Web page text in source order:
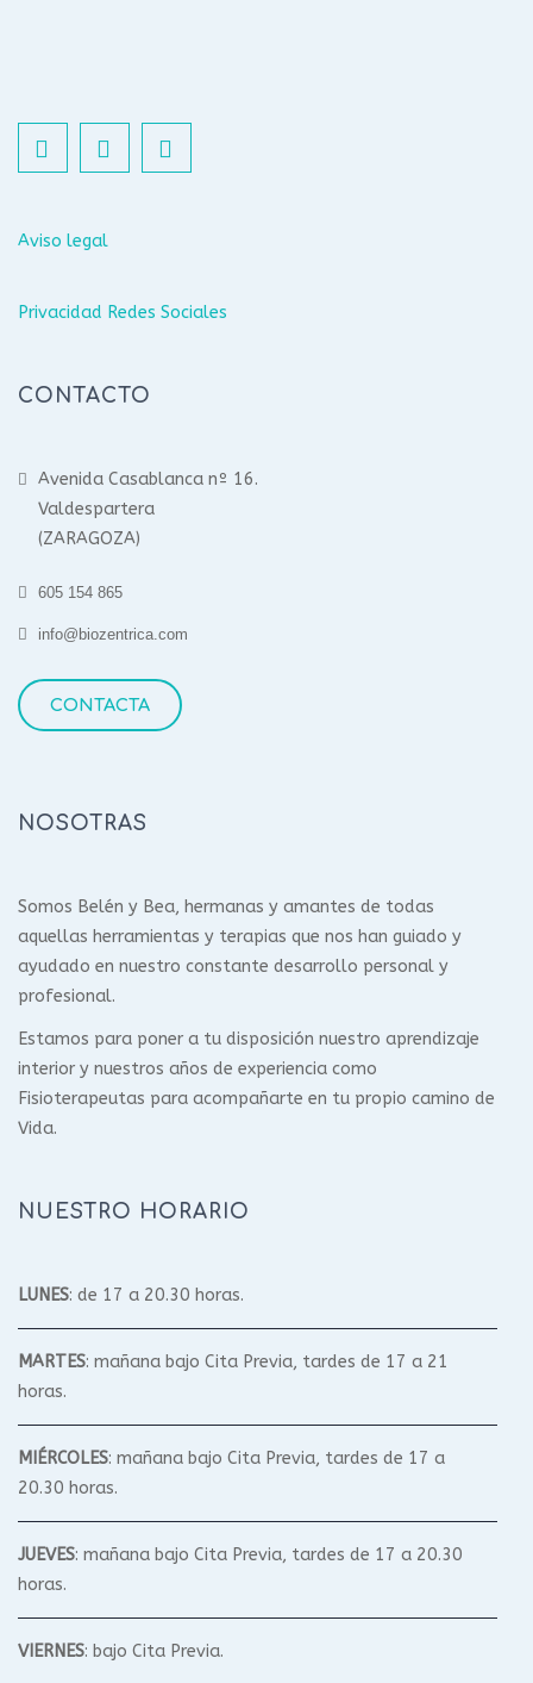
Aviso legal
Privacidad Redes Sociales
CONTACTO
Avenida Casablanca nº 16.
Valdespartera
(ZARAGOZA)
605 154 865
info@biozentrica.com
CONTACTA
NOSOTRAS
Somos Belén y Bea, hermanas y amantes de todas
aquellas herramientas y terapias que nos han guiado y
ayudado en nuestro constante desarrollo personal y
profesional.
Estamos para poner a tu disposición nuestro aprendizaje
interior y nuestros años de experiencia como
Fisioterapeutas para acompañarte en tu propio camino de
Vida.
NUESTRO HORARIO
LUNES: de 17 a 20.30 horas.
MARTES: mañana bajo Cita Previa, tardes de 17 a 21
horas.
MIÉRCOLES: mañana bajo Cita Previa, tardes de 17 a
20.30 horas.
JUEVES: mañana bajo Cita Previa, tardes de 17 a 20.30
horas.
VIERNES: bajo Cita Previa.